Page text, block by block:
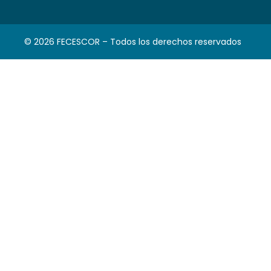
© 2026 FECESCOR – Todos los derechos reservados